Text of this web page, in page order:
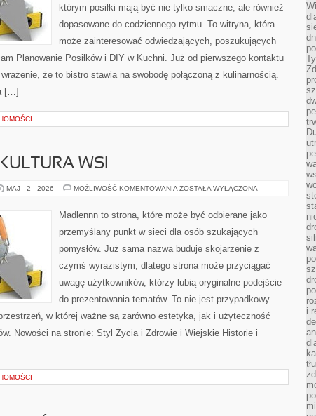
którym posiłki mają być nie tylko smaczne, ale również
dopasowane do codziennego rytmu. To witryna, która
może zainteresować odwiedzających, poszukujących
Planowanie Posiłków i DIY w Kuchni. Już od pierwszego kontaktu
że to bistro stawia na swobodę połączoną z kulinarnością.
[…]
WSI
MAJ - 2 - 2026 MOŻLIWOŚĆ KOMENTOWANIA TRADYCJE
WSI
ZOSTAŁA WYŁĄCZONA
Madlennn to strona, które może być odbierane jako
przemyślany punkt w sieci dla osób szukających
pomysłów. Już sama nazwa buduje skojarzenie z
czymś wyrazistym, dlatego strona może przyciągać
uwagę użytkowników, którzy lubią oryginalne podejście
do prezentowania tematów. To nie jest przypadkowy
w której ważne są zarówno estetyka, jak i użyteczność
Nowości na stronie: Styl Życia i Zdrowie i Wiejskie Historie i
i